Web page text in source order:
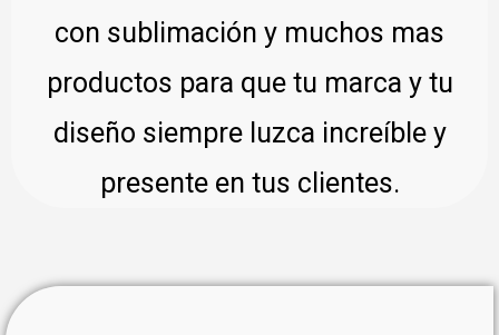
con sublimación y muchos mas
productos para que tu marca y tu
diseño siempre luzca increíble y
presente en tus clientes.